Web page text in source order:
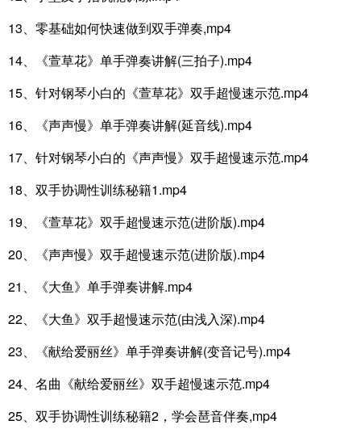
13、零基础如何快速做到双手弹奏,mp4
14、《萱草花》单手弹奏讲解(三拍子).mp4
15、针对钢琴小白的《萱草花》双手超慢速示范.mp4
16、《声声慢》单手弹奏讲解(延音线).mp4
17、针对钢琴小白的《声声慢》双手超慢速示范.mp4
18、双手协调性训练秘籍1.mp4
19、《萱草花》双手超慢速示范(进阶版).mp4
20、《声声慢》双手超慢速示范(进阶版).mp4
21、《大鱼》单手弹奏讲解.mp4
22、《大鱼》双手超慢速示范(由浅入深).mp4
23、《献给爱丽丝》单手弹奏讲解(变音记号).mp4
24、名曲《献给爱丽丝》双手超慢速示范.mp4
25、双手协调性训练秘籍2，学会琶音伴奏,mp4